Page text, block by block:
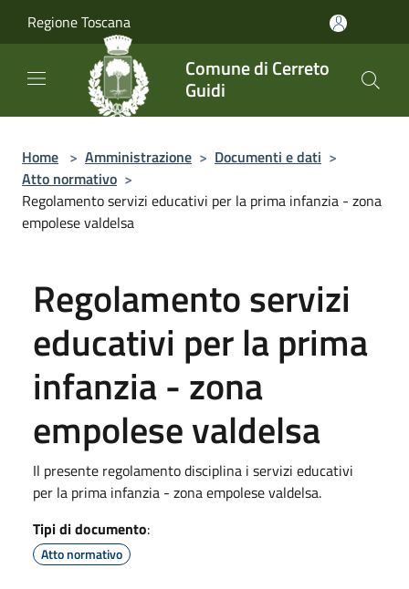
Regione Toscana
Comune di Cerreto
Guidi
Home > Amministrazione > Documenti e dati >
Atto normativo >
Regolamento servizi educativi per la prima infanzia - zona
empolese valdelsa
Regolamento servizi
educativi per la prima
infanzia - zona
empolese valdelsa
Il presente regolamento disciplina i servizi educativi
per la prima infanzia - zona empolese valdelsa.
Tipi di documento:
Atto normativo